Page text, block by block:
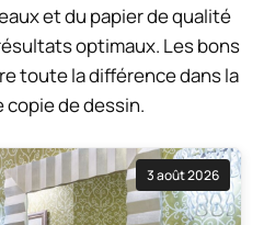
et du papier de qualité
optimaux. Les bons
toute la différence dans la
de dessin.
3 août 2026